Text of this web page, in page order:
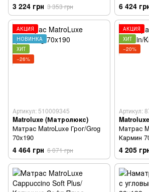
3 224 грн 3 353 грн 6 424
АКЦИЯ
НОВИНКА
ХИТ
−26%
Артикул: 510009345
Matroluxe (Матролюкс)
Матрас MatroLuxe Грог/Grog
70x190
4 464 грн 6 071 грн
АКЦИЯ
ХИТ
−20%
Артикул:
Матрас
Кармин
4 205